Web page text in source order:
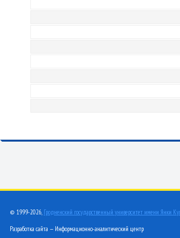
© 1999-2026, Гродненский государственный университет имени Янки
Разработка сайта — Информационно-аналитический центр